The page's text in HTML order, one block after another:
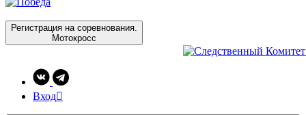
Регистрация на соревнования.
Мотокросс
Вход